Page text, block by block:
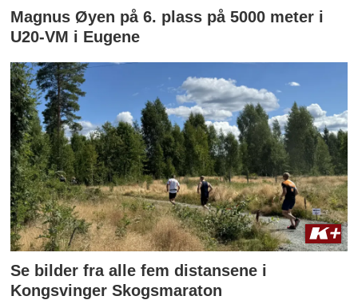
Magnus Øyen på 6. plass på 5000 meter i
U20-VM i Eugene
Se bilder fra alle fem distansene i
Kongsvinger Skogsmaraton